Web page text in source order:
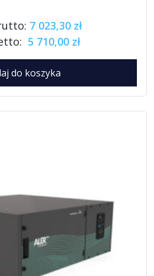
7 023,30 zł
5 710,00 zł
do koszyka